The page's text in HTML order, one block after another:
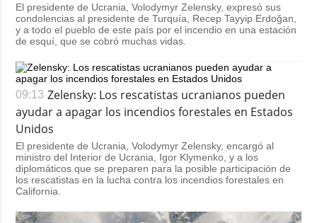
El presidente de Ucrania, Volodymyr Zelensky, expresó sus
condolencias al presidente de Turquía, Recep Tayyip Erdoğan,
y a todo el pueblo de este país por el incendio en una estación
de esquí, que se cobró muchas vidas.
09:13 Zelensky: Los rescatistas ucranianos pueden
ayudar a apagar los incendios forestales en Estados
Unidos
El presidente de Ucrania, Volodymyr Zelensky, encargó al
ministro del Interior de Ucrania, Igor Klymenko, y a los
diplomáticos que se preparen para la posible participación de
los rescatistas en la lucha contra los incendios forestales en
California.